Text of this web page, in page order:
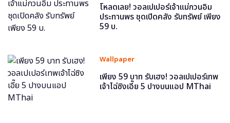
โหลดเลย! วอลเปเปอร์เจ้าแม่กวนอิม
ประทานพร ชุดเปิดคลัง รับทรัพย์ เพียง
59 บ.
Wallpaper
เพียง 59 บาท รับเฮง! วอลเปเปอร์เทพ
เจ้าไฉ่ซิงเอี๊ย 5 ปางบนแอป MThai